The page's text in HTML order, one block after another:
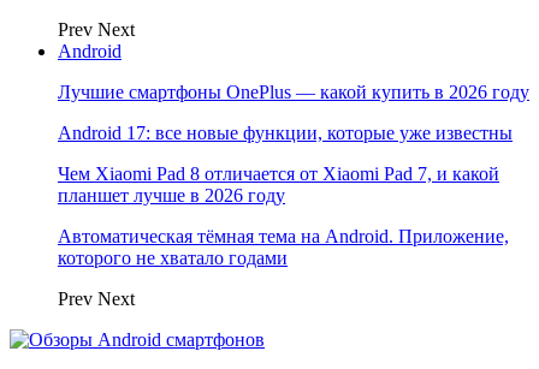
Prev Next
Android
Лучшие смартфоны OnePlus — какой купить в 2026 году
Android 17: все новые функции, которые уже известны
Чем Xiaomi Pad 8 отличается от Xiaomi Pad 7, и какой
планшет лучше в 2026 году
Автоматическая тёмная тема на Android. Приложение,
которого не хватало годами
Prev Next